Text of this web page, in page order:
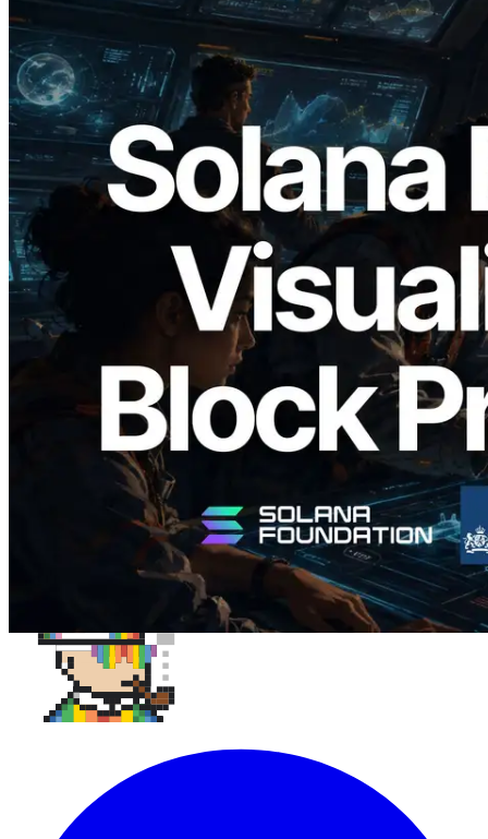
2026.05.24
Validators Solutions lança Solana Block
Analyzer — Visualizando o tempo de
produção de bloco por slot e o validador
responsável